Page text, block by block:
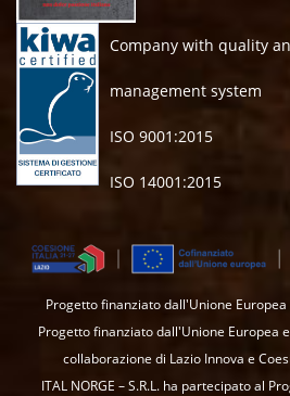
Company with quality
management system
ISO 9001:2015
ISO 14001:2015
Progetto finanziato dall'Unione Europea
Progetto finanziato dall'Unione Europea
collaborazione di Lazio Innova e
ITAL NORGE – S.R.L. ha partecipato al